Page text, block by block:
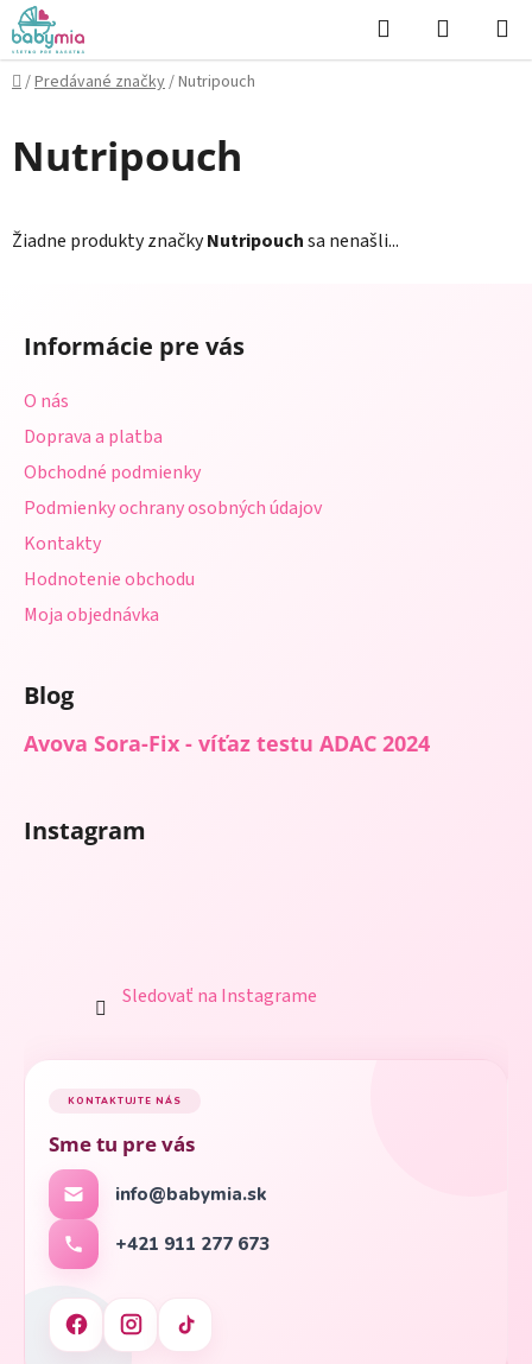
Prejsť
na
obsah
Hľadať
KOŠÍK
Domov
/Predávané značky/Nutripouch
Nutripouch
Žiadne produkty značkyNutripouchsa nenašli...
Informácie pre vás
O nás
Doprava a platba
Obchodné podmienky
Podmienky ochrany osobných údajov
Kontakty
Hodnotenie obchodu
Moja objednávka
Blog
Avova Sora-Fix - víťaz testu ADAC 2024
Instagram
Sledovať na Instagrame
KONTAKTUJTE NÁS
Sme tu pre vás
info@babymia.sk
+421 911 277 673